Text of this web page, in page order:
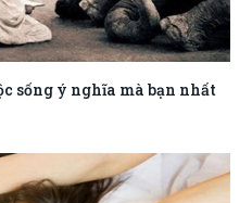
sống ý nghĩa mà bạn nhất